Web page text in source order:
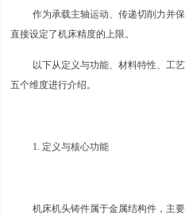
作为承载主轴运动、传递切削力并
直接设定了机床精度的上限。
以下从定义与功能、材料特性、工
五个维度进行介绍。
1. 定义与核心功能
机床机头铸件属于金属结构件，主